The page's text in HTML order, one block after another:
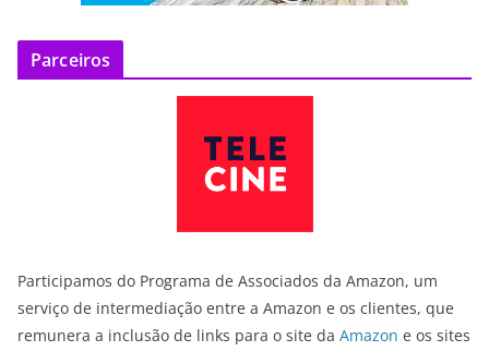
Parceiros
Participamos do Programa de Associados da Amazon, um
serviço de intermediação entre a Amazon e os clientes, que
remunera a inclusão de links para o site da Amazon e os sites